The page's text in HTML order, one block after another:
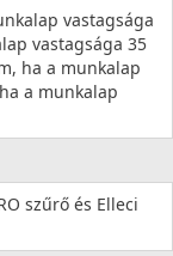
vastagsága
vastagsága 35
ha a munkalap
a munkalap
szűrő és Elleci